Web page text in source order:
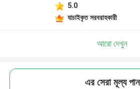
5.0
যাচাইকৃত সরবরাহকারী
আরো দেখুন
এর সেরা মূল্য পান